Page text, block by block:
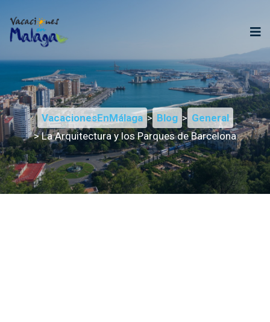
VacacionesEnMálaga > Blog > General
> La Arquitectura y los Parques de Barcelona